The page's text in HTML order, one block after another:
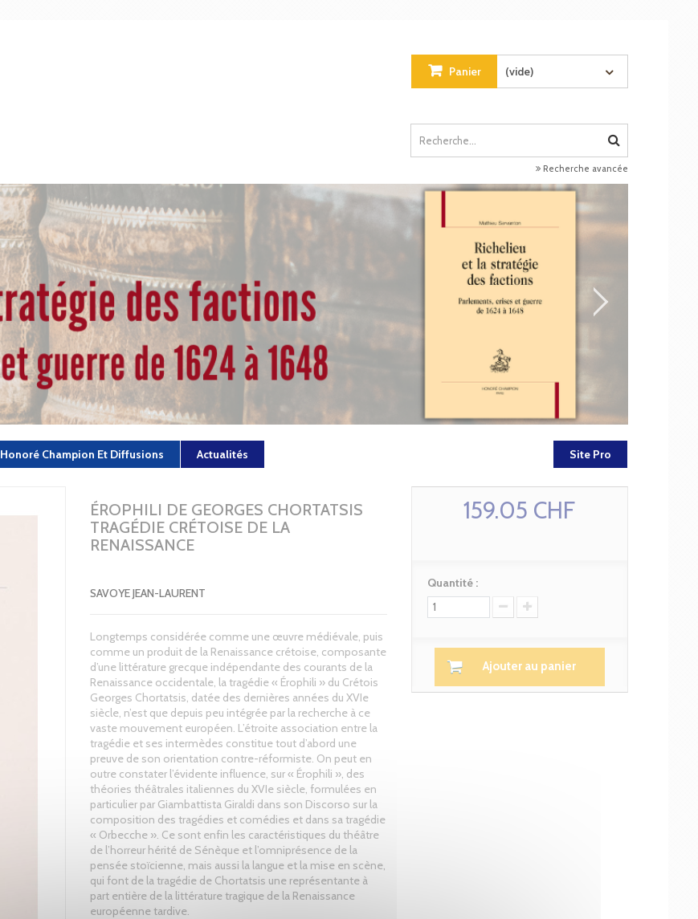
Panier (vide)
Recherche avancée
Honoré Champion Et Diffusions Actualités Site Pro
ÉROPHILI DE GEORGES CHORTATSIS
TRAGÉDIE CRÉTOISE DE LA
RENAISSANCE
SAVOYE JEAN-LAURENT
Longtemps considérée comme une œuvre médiévale, puis
comme un produit de la Renaissance crétoise, composante
d’une littérature grecque indépendante des courants de la
Renaissance occidentale, la tragédie « Érophili » du Crétois
Georges Chortatsis, datée des dernières années du XVIe
siècle, n’est que depuis peu intégrée par la recherche à ce
vaste mouvement européen. L’étroite association entre la
tragédie et ses intermèdes constitue tout d’abord une
preuve de son orientation contre-réformiste. On peut en
outre constater l’évidente influence, sur « Érophili », des
théories théâtrales italiennes du XVIe siècle, formulées en
particulier par Giambattista Giraldi dans son Discorso sur la
composition des tragédies et comédies et dans sa tragédie
« Orbecche ». Ce sont enfin les caractéristiques du théâtre
de l’horreur hérité de Sénèque et l’omniprésence de la
pensée stoïcienne, mais aussi la langue et la mise en scène,
qui font de la tragédie de Chortatsis une représentante à
part entière de la littérature tragique de la Renaissance
européenne tardive.
159.05 CHF
Quantité :
Ajouter au panier